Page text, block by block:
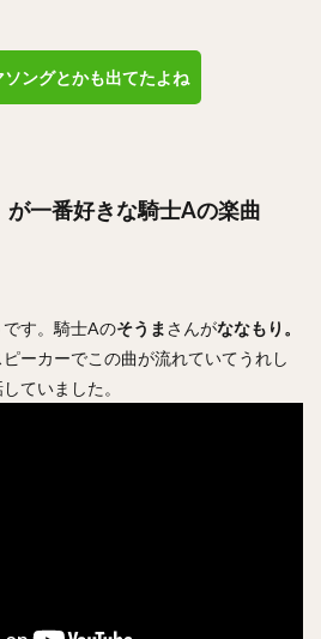
ングとかも出てたよね
が一番好きな騎士Aの楽曲
す。騎士Aのそうま さんがななもり。
ーカーでこの曲が流れていてうれし
ていました。